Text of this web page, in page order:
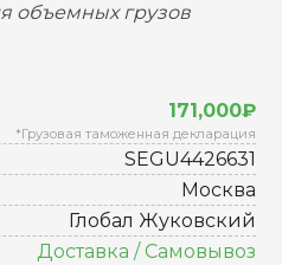
объемных грузов
171,000₽
*Грузовая таможенная декларация
SEGU4426631
Москва
Глобал Жуковский
Доставка / Самовывоз